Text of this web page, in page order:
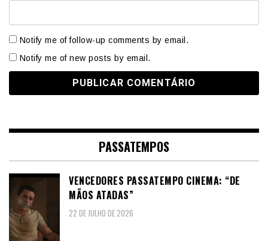
Notify me of follow-up comments by email.
Notify me of new posts by email.
PASSATEMPOS
VENCEDORES PASSATEMPO CINEMA: “DE
MÃOS ATADAS”
22 DE JULHO DE 2026